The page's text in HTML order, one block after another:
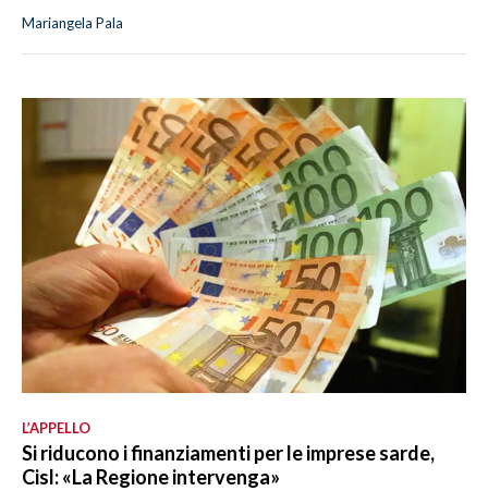
Mariangela Pala
L’APPELLO
Si riducono i finanziamenti per le imprese sarde,
Cisl: «La Regione intervenga»